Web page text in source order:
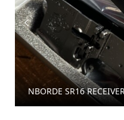

NBORDE SR16